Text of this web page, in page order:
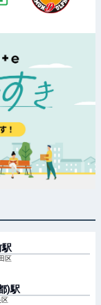
駅
区
)駅
区